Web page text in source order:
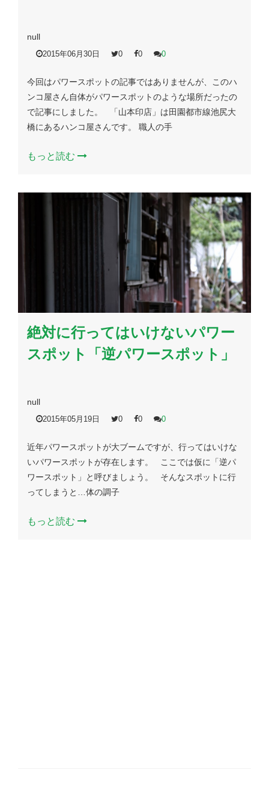
null
2015年06月30日 0 0 0
今回はパワースポットの記事ではありませんが、このハ
ンコ屋さん自体がパワースポットのような場所だったの
で記事にしました。 「山本印店」は田園都市線池尻大
橋にあるハンコ屋さんです。 職人の手
もっと読む
絶対に行ってはいけないパワー
スポット「逆パワースポット」
null
2015年05月19日 0 0 0
近年パワースポットが大ブームですが、行ってはいけな
いパワースポットが存在します。 ここでは仮に「逆パ
ワースポット」と呼びましょう。 そんなスポットに行
ってしまうと…体の調子
もっと読む